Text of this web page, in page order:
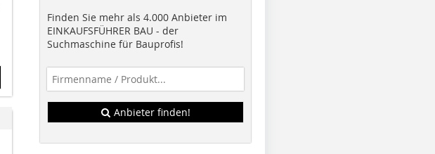
Finden Sie mehr als 4.000 Anbieter im
EINKAUFSFÜHRER BAU - der
Suchmaschine für Bauprofis!
Anbieter finden!